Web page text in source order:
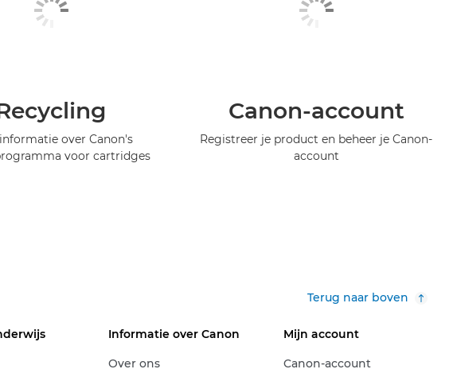
over Canon's
voor cartridges
Canon-account
Registreer je product en beheer je Canon-
account
Terug naar boven
Informatie over Canon
Over ons
Mijn account
Canon-account